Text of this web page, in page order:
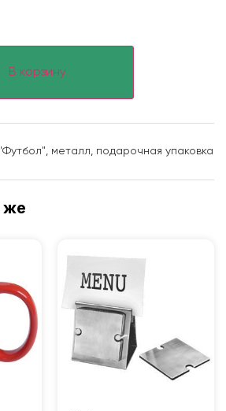
В корзину
металл, подарочная упаковка
же